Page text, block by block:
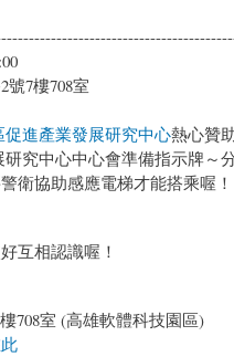
7樓708室
進產業發展研究中心熱心贊
究中心中心會準備指示牌～
衛協助感應電梯才能搭乘喔！
互相認識喔！
708室 (高雄軟體科技園區)